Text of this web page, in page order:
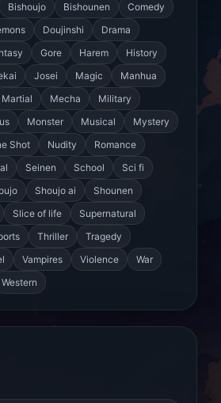
Bishoujo Bishounen
Comedy
Doujinshi
Drama
Gore Harem
History
Josei Magic
Manhua
Martial Mecha
Military
Monster Musical
Mystery
Shot Nudity
Romance
Seinen School
Sci fi
Shoujo ai
Shounen
Slice of life
Supernatural
Thriller
Tragedy
Vampires Violence
War
Western